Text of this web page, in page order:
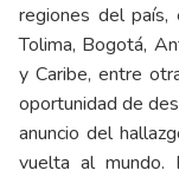
regiones del país,
Tolima, Bogotá,
y Caribe, entre
oportunidad de
anuncio del
vuelta al